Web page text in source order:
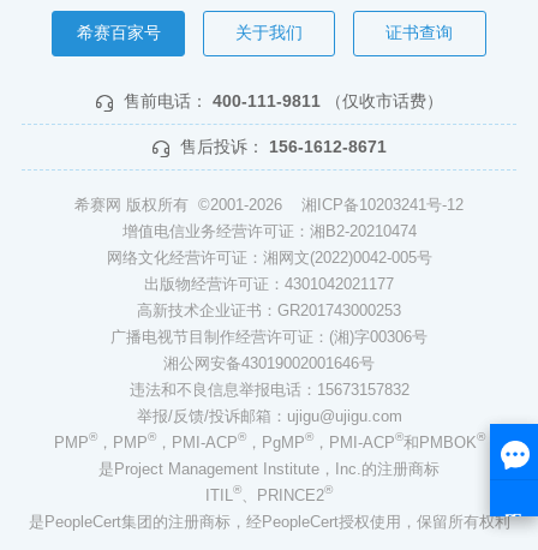
希赛百家号 关于我们 证书查询
售前电话： 400-111-9811 （仅收市话费）
售后投诉： 156-1612-8671
希赛网 版权所有 ©2001-2026 湘ICP备10203241号-12
增值电信业务经营许可证：湘B2-20210474
网络文化经营许可证：湘网文(2022)0042-005号
出版物经营许可证：4301042021177
高新技术企业证书：GR201743000253
广播电视节目制作经营许可证：(湘)字00306号
湘公网安备43019002001646号
违法和不良信息举报电话：15673157832
举报/反馈/投诉邮箱：ujigu@ujigu.com
PMP®，PMP®，PMI-ACP®，PgMP®，PMI-ACP®和PMBOK®
是Project Management Institute，Inc.的注册商标
ITIL®、PRINCE2®
是PeopleCert集团的注册商标，经PeopleCert授权使用，保留所有权利